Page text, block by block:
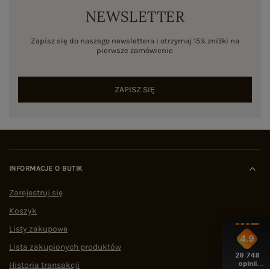
NEWSLETTER
Zapisz się do naszego newslettera i otrzymaj 15% zniżki na
pierwsze zamówienie
ZAPISZ SIĘ
INFORMACJE O BUTIK
Zarejestruj się
Koszyk
Listy zakupowe
Lista zakupionych produktów
Historia transakcji
4.9
29 748
opinii